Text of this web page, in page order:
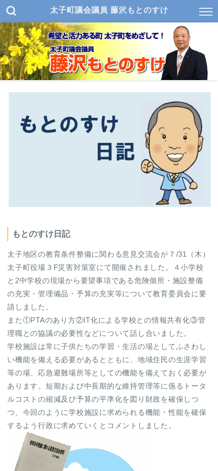
太子町議会議員 藤沢もとのすけ
もとのすけ日記
太子地区の教育条件整備に関わる意見交流会が７/31（木）
太子町役場３F災害対策室にて開催されました。４小学校
と2中学校の現場から要望事項である危険個所・施設整備
の充実・管理備品・予算の充実等について教育委員会に要
請しました。
また①PTAのあり方②IT化による学校との情報共有化③管
理職との協議の必要性などについて話し合いました。
学校施設は常に子供たちの学習・生活の場としてふさわし
い機能を備える必要があるとともに、地域住民の生涯学習
等の場、応急避難場所等としての機能を備えておく必要が
あります。短期および中長期的な維持管理等に係るトータ
ルコストの縮減及び予算の平準化を図り財政を確保しつ
つ、今回のように学校施設に求められる機能・性能を確保
するよう行政に求めていくとコメントしました。